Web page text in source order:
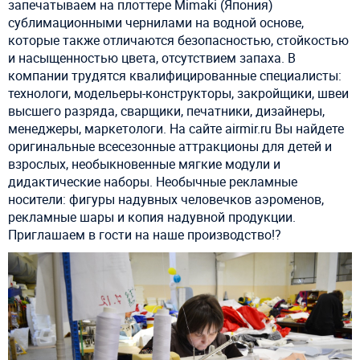
запечатываем на плоттере Mimaki (Япония)
сублимационными чернилами на водной основе,
которые также отличаются безопасностью, стойкостью
и насыщенностью цвета, отсутствием запаха. В
компании трудятся квалифицированные специалисты:
технологи, модельеры-конструкторы, закройщики, швеи
высшего разряда, сварщики, печатники, дизайнеры,
менеджеры, маркетологи. На сайте airmir.ru Вы найдете
оригинальные всесезонные аттракционы для детей и
взрослых, необыкновенные мягкие модули и
дидактические наборы. Необычные рекламные
носители: фигуры надувных человечков аэроменов,
рекламные шары и копия надувной продукции.
Приглашаем в гости на наше производство!?